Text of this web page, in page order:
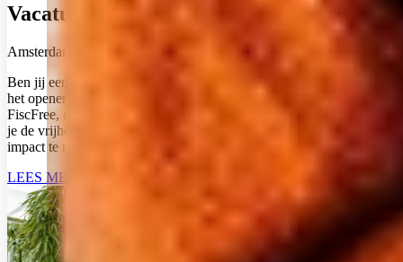
Vacature: Accountmanager New Business
Amsterdam
Ben jij een ondernemende salesprofessional die energie krijgt van
het openen van nieuwe deuren en het sluiten van deals? Bij
FiscFree, al 30 jaar een vertrouwde naam in employee benefits, krijg
je de vrijheid om je eigen regio te laten groeien en écht commerciële
impact te maken.
LEES MEER